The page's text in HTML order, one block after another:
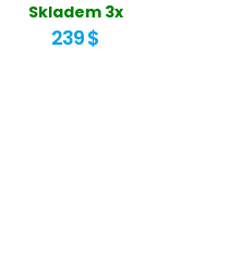
Skladem 3x
239 $